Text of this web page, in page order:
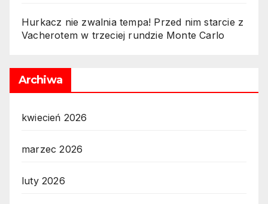
Hurkacz nie zwalnia tempa! Przed nim starcie z
Vacherotem w trzeciej rundzie Monte Carlo
Archiwa
kwiecień 2026
marzec 2026
luty 2026